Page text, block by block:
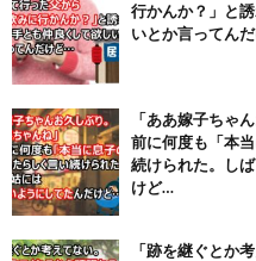
舌を絡ませて、唾液交換し
(7/30)
【パリピ孔明】アニオリ場面
【画像】テイルズで一番マ
(6/22)
Powered by livedoor 相互RSS
行かんか？」と
いとか言ってん
「ああ嫁子ちゃ
前に何度も「本
続けられた。し
けど…
「跡を継ぐとか